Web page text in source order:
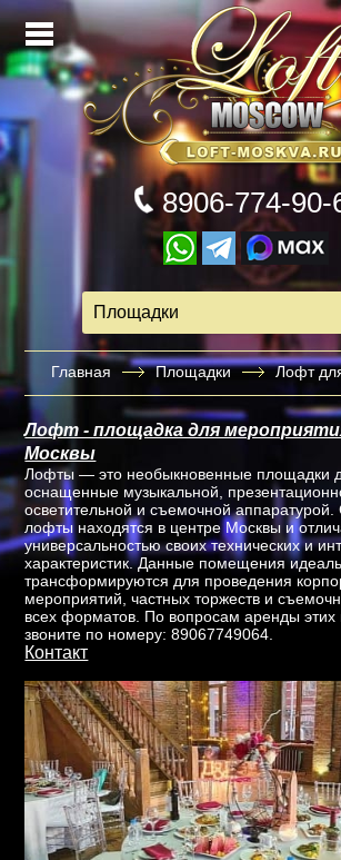
8906-774-90-
Площадки
Главная Площадки Лофт
Лофт - площадка для
Москвы
Лофты — это необыкновенные площадки
оснащенные музыкальной,
осветительной и съемочной
лофты находятся в центре Москвы и
универсальностью своих технических и
характеристик. Данные помещения
трансформируются для проведения
мероприятий, частных торжеств и
всех форматов. По вопросам аренды
звоните по номеру: 89067749064.
Контакт